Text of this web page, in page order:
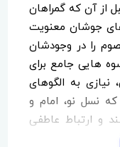
از آن که گمراهان
جوشان معنویت
را در وجودشان
هایی جامع برای
به الگوهای
نسل نو، امام و
و ارتباط عاطفی
ای به نام من